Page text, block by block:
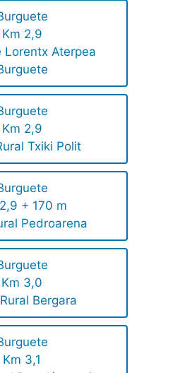
Km 2,9
Lorentx Aterpea
Km 2,9
Txiki Polit
+ 170 m
Pedroarena
Km 3,0
Bergara
Km 3,1